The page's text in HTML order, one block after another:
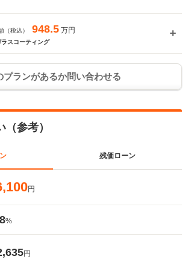
（税込） 948.5 万円
スコーティング
プランがあるか問い合わせる
（参考）
残価ローン
円
%
円